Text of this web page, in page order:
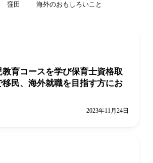
窪田 海外のおもしろいこと
教育コースを学び保育士資格取
民、海外就職を目指す方にお
2023年11月24日